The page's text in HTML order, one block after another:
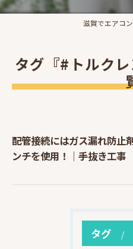
滋賀でエアコ
タグ『#トルク
配管接続にはガス漏れ防止
ンチを使用！｜手抜き工事
タグ